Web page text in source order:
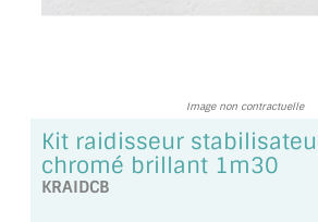
INSPIRATIONS ET NOUVEAUTÉS
MIROIRS VIEILLIS AMBIANCE
MIROIR SUR MESURE
Image non contractuelle
Kit raidisseur
chromé brillant 1m30
KRAIDCB